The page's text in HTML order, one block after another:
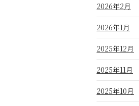
2026年2月
2026年1月
2025年12月
2025年11月
2025年10月